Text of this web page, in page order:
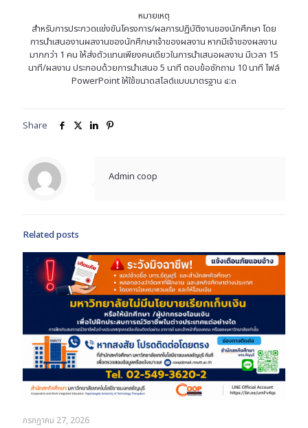
หมายเหตุ
สำหรับการประกวดแข่งขันโครงการ/ผลการปฏิบัติงานของนักศึกษา โดย
การนำเสนองานผลงานของนักศึกษาเจ้าของผลงาน หากมีเจ้าของผลงาน
มากกว่า 1 คน ให้ส่งตัวแทนเพียงคนเดียวในการนำเสนอผลงาน มีเวลา 15
นาที/ผลงาน ประกอบด้วยการนำเสนอ 5 นาที ตอบข้อซักถาม 10 นาที ไฟล์
PowerPoint ให้ใช้ขนาดสไลด์แบบมาตรฐาน ๔:๓
Share
Admin coop
Related posts
กรกฎาคม 27, 2026